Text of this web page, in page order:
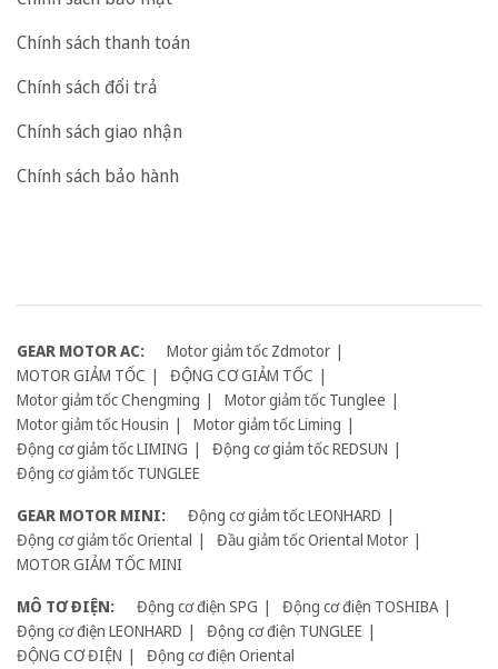
Chính sách thanh toán
Chính sách đổi trả
Chính sách giao nhận
Chính sách bảo hành
GEAR MOTOR AC:
Motor giảm tốc Zdmotor
MOTOR GIẢM TỐC
ĐỘNG CƠ GIẢM TỐC
Motor giảm tốc Chengming
Motor giảm tốc Tunglee
Motor giảm tốc Housin
Motor giảm tốc Liming
Động cơ giảm tốc LIMING
Động cơ giảm tốc REDSUN
Động cơ giảm tốc TUNGLEE
GEAR MOTOR MINI:
Động cơ giảm tốc LEONHARD
Động cơ giảm tốc Oriental
Đầu giảm tốc Oriental Motor
MOTOR GIẢM TỐC MINI
MÔ TƠ ĐIỆN:
Động cơ điện SPG
Động cơ điện TOSHIBA
Động cơ điện LEONHARD
Động cơ điện TUNGLEE
ĐỘNG CƠ ĐIỆN
Động cơ điện Oriental